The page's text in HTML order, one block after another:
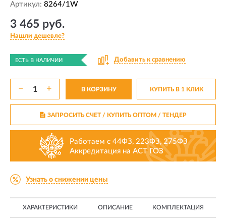
Артикул: 8264/1W
3 465 руб.
Нашли дешевле?
ЕСТЬ В НАЛИЧИИ Добавить к сравнению
− + В КОРЗИНУ КУПИТЬ В 1 КЛИК
ЗАПРОСИТЬ СЧЕТ / КУПИТЬ ОПТОМ/ ТЕНДЕР
Работаем с 44ФЗ, 223ФЗ, 275ФЗ
Аккредитация на АСТ ГОЗ
Узнать о снижении цены
ХАРАКТЕРИСТИКИ ОПИСАНИЕ КОМПЛЕКТАЦИЯ